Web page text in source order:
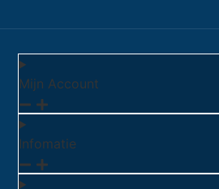
Mijn Account
Infomatie